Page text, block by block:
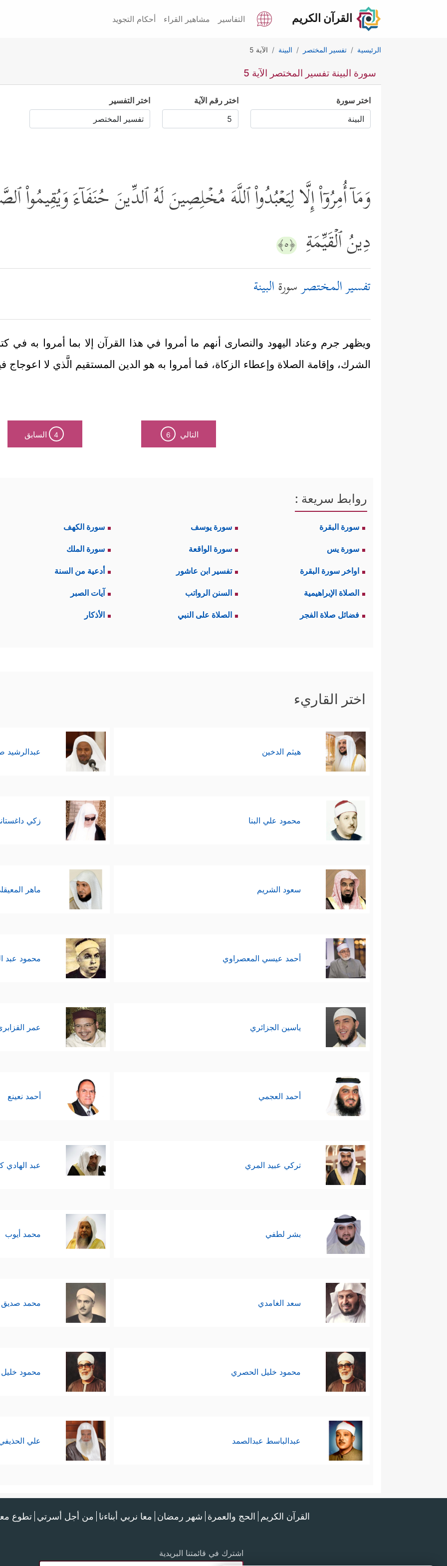
القرآن الكريم التفاسير مشاهير القراء أحكام التجويد
الرئيسية تفسير المختصر البينة الآية 5
سورة البينة تفسير المختصر الآية 5
اختر سورة اختر رقم الآية اختر التفسير
وَمَاۤ أُمِرُوۤاْ إِلَّا لِیَعۡبُدُواْ ٱللَّهَ مُخۡلِصِینَ لَهُ ٱلدِّینَ حُنَفَاۤءَ وَیُقِیمُواْ
دِینُ ٱلۡقَیِّمَةِ ﴿٥﴾
تفسير المختصرسورةالبينة
ويظهر جرم وعناد اليهود والنصارى أنهم ما أمروا في هذا القرآن إلا بما أمروا به في
الشرك، وإقامة الصلاة وإعطاء الزكاة، فما أمروا به هو الدين المستقيم الَّذي لا اعوجاج
التالي 6
4 السابق
روابط سريعة :
سورة البقرة سورة يوسف سورة الكهف
سورة يس سورة الواقعة سورة الملك
اواخر سورة البقرة تفسير ابن عاشور أدعية من السنة
الصلاة الإبراهيمية السنن الرواتب آيات الصبر
فضائل صلاة الفجر الصلاة على النبي الأذكار
اختر القاريء
هيثم الدخين عبدالرشيد
محمود علي البنا زكي
سعود الشريم ماهر
أحمد عيسي المعصراوي محمود عبد
ياسين الجزائري عمر
أحمد العجمي أحمد نعينع
تركي عبيد المري عبد الهادي
بشر لطفي محمد أيوب
سعد الغامدي محمد صديق
محمود خليل الحصري محمود
عبدالباسط عبدالصمد علي
القرآن الكريم الحج والعمرة شهر رمضان معا نربي أبناءنا من أجل أسرتي تطوع
اشترك في قائمتنا البريدية